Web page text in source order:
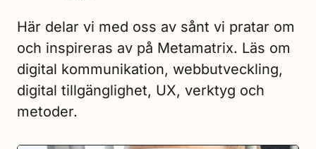
Här delar vi med oss av sånt vi pratar om
och inspireras av på Metamatrix. Läs om
digital kommunikation, webbutveckling,
digital tillgänglighet, UX, verktyg och
metoder.